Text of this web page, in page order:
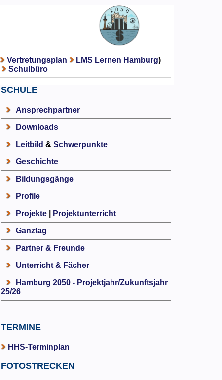
Vertretungsplan LMS Lernen Hamburg)
Schulbüro
SCHULE
Ansprechpartner
Downloads
Leitbild & Schwerpunkte
Geschichte
Bildungsgänge
Profile
Projekte| Projektunterricht
Ganztag
Partner & Freunde
Unterricht & Fächer
Hamburg 2050 - Projektjahr/Zukunftsjahr
25/26
TERMINE
HHS-Terminplan
FOTOSTRECKEN